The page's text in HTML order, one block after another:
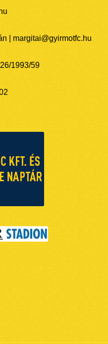
| margitai@gyirmotfc.hu
1993/59